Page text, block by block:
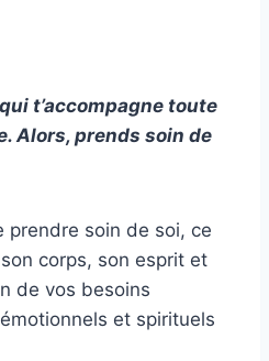
t’accompagne toute
Alors, prends soin de
prendre soin de soi, ce
corps, son esprit et
de vos besoins
et spirituels